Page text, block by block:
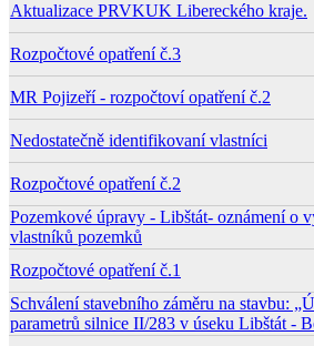
Aktualizace PRVKUK Libereckého kraje.
Rozpočtové opatření č.3
MR Pojizeří - rozpočtoví opatření č.2
Nedostatečně identifikovaní vlastníci
Rozpočtové opatření č.2
Pozemkové úpravy - Libštát- oznámení o
vlastníků pozemků
Rozpočtové opatření č.1
Schválení stavebního záměru na stavbu:
parametrů silnice II/283 v úseku Libštát -